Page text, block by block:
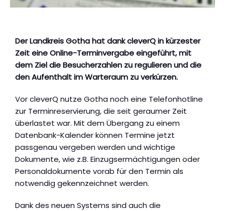
Der Landkreis Gotha hat dank cleverQ in kürzester
Zeit eine Online-Terminvergabe eingeführt, mit
dem Ziel die Besucherzahlen zu regulieren und die
den Aufenthalt im Warteraum zu verkürzen.
Vor cleverQ nutze Gotha noch eine Telefonhotline
zur Terminreservierung, die seit geraumer Zeit
überlastet war. Mit dem Übergang zu einem
Datenbank-Kalender können Termine jetzt
passgenau vergeben werden und wichtige
Dokumente, wie z.B. Einzugsermächtigungen oder
Personaldokumente vorab für den Termin als
notwendig gekennzeichnet werden.
Dank des neuen Systems sind auch die